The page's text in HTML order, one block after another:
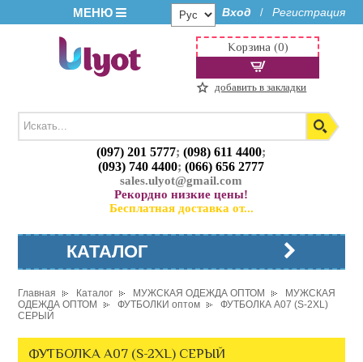
МЕНЮ Вход / Регистрация
(097) 201 5777;(098) 611 4400;
(093) 740 4400;(066) 656 2777
sales.ulyot@gmail.com
Рекордно низкие цены!
Бесплатная доставка от...
Корзина (0)
добавить в закладки
КАТАЛОГ
Главная Каталог МУЖСКАЯ ОДЕЖДА ОПТОМ
МУЖСКАЯ
ОДЕЖДА ОПТОМ
ФУТБОЛКИ оптом
ФУТБОЛКА A07 (S-2XL)
СЕРЫЙ
ФУТБОЛКА A07 (S-2XL) СЕРЫЙ